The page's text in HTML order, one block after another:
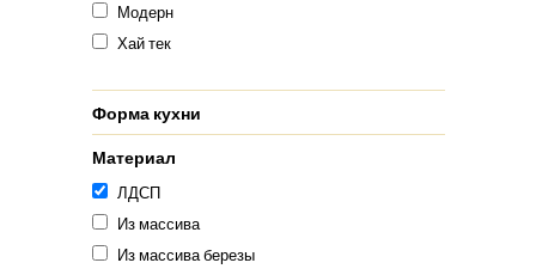
Модерн
Хай тек
Форма кухни
Материал
ЛДСП
Из массива
Из массива березы